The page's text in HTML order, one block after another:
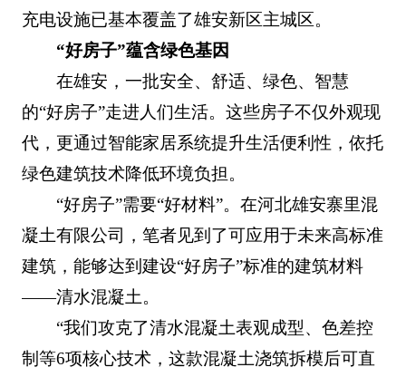
充电设施已基本覆盖了雄安新区主城区。
“好房子”蕴含绿色基因
在雄安，一批安全、舒适、绿色、智慧
的“好房子”走进人们生活。这些房子不仅外观现
代，更通过智能家居系统提升生活便利性，依托
绿色建筑技术降低环境负担。
“好房子”需要“好材料”。在河北雄安寨里混
凝土有限公司，笔者见到了可应用于未来高标准
建筑，能够达到建设“好房子”标准的建筑材料
——清水混凝土。
“我们攻克了清水混凝土表观成型、色差控
制等6项核心技术，这款混凝土浇筑拆模后可直